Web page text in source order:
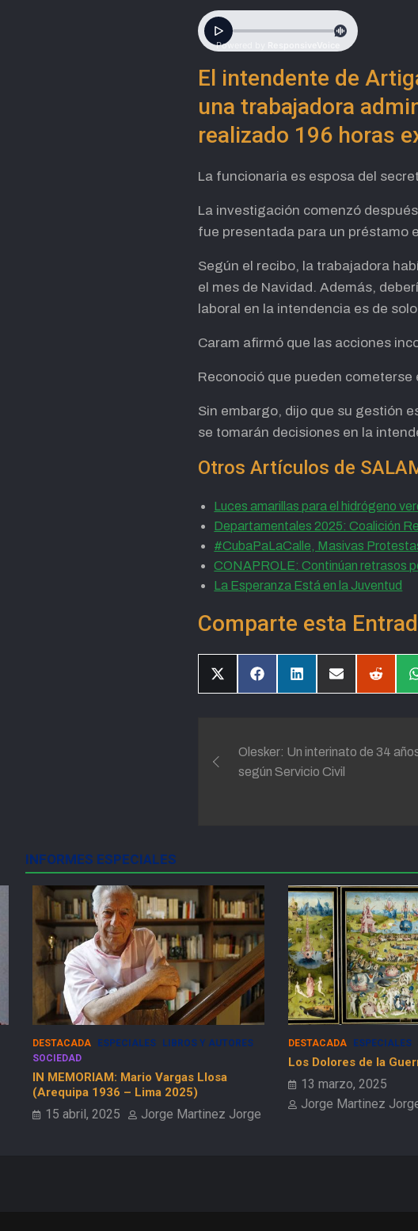
El intendente de
una trabajadora
realizado 196 horas
La funcionaria es esposa del
La investigación comenzó
fue presentada para un préstamo
Según el recibo, la trabajadora
el mes de Navidad. Además,
laboral en la intendencia es de
Caram afirmó que las acciones
Reconoció que pueden
Sin embargo, dijo que su gestión
se tomarán decisiones en la
Otros Artículos de
Luces amarillas para el hidrógeno
Departamentales 2025: Coalición
#CubaPaLaCalle, Masivas
CONAPROLE: Continúan retrasos
La Esperanza Está en la Juventud
Comparte esta
Compartir
en
Compartir
en
Compartir
en
Compartir
en
en
de
Olesker: Un interinato de 34
según Servicio Civil
INFORMES ESPECIALES
DESTACADA ESPECIALES SOCIEDAD
Los Dolores de la Guerra Flamenca
13 marzo, 2025
Jorge Martinez Jorge
ESPECIALES
50 Años del Golpe de
9 febrero, 2023